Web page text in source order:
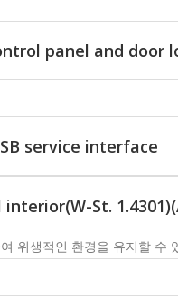
panel and door
service interface
St.
위생적인 환경을 유지할 수